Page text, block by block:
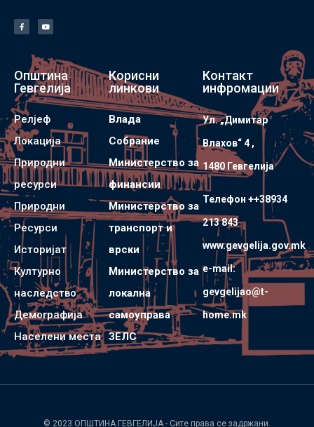
Општина
Гевгелија
Релјеф
Локација
Природни
ресурси
Природни
Ресурси
Историјат
Културно
наследство
Демографија
Населени места
Корисни
линкови
Влада
Собрание
Министерство за
финансии
Министерство за
транспорт и
врски
Министерство за
локална
самоуправа
ЗЕЛС
Контакт
инфромации
Ул. „Димитар
Влахов“ 4 ,
1480 Гевгелијa
Телефон ++38934
213 843
www.gevgelija.gov.mk
e-mail:
gevgelijao@t-
home.mk
© 2023 ОПШТИНА ГЕВГЕЛИЈА - Сите права се задржани.